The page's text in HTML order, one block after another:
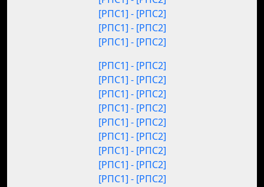
[РПС1] - [РПС2]
[РПС1] - [РПС2]
[РПС1] - [РПС2]
[РПС1] - [РПС2]
[РПС1] - [РПС2]
[РПС1] - [РПС2]
[РПС1] - [РПС2]
[РПС1] - [РПС2]
[РПС1] - [РПС2]
[РПС1] - [РПС2]
[РПС1] - [РПС2]
[РПС1] - [РПС2]